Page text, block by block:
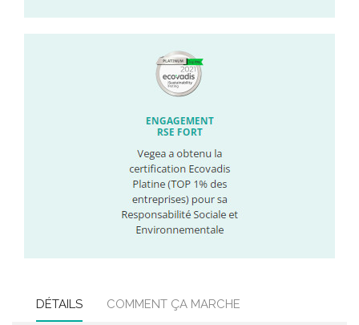
DÉTAILS COMMENT ÇA MARCHE